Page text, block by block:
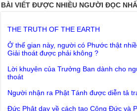
BÀI VIẾT ĐƯỢC NHIỀU NGƯỜI ĐỌC
THE TRUTH OF THE EARTH
Ở thế gian này, người có Phước thật
Lời khuyên của Trưởng Ban dành cho
Người nhận ra Phật Tánh được diễn tả
Đức Phật dạy về cách tạo Công Đức và
Như Lai dạy về Lời kỉnh nguyện trước